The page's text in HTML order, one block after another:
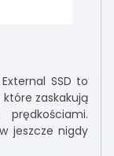
SSD to
zaskakują
jeszcze nigdy